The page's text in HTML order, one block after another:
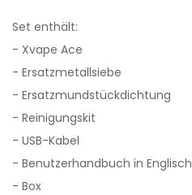
Set enthält:
- Xvape Ace
- Ersatzmetallsiebe
- Ersatzmundstückdichtung
- Reinigungskit
- USB-Kabel
- Benutzerhandbuch in Englisch
- Box